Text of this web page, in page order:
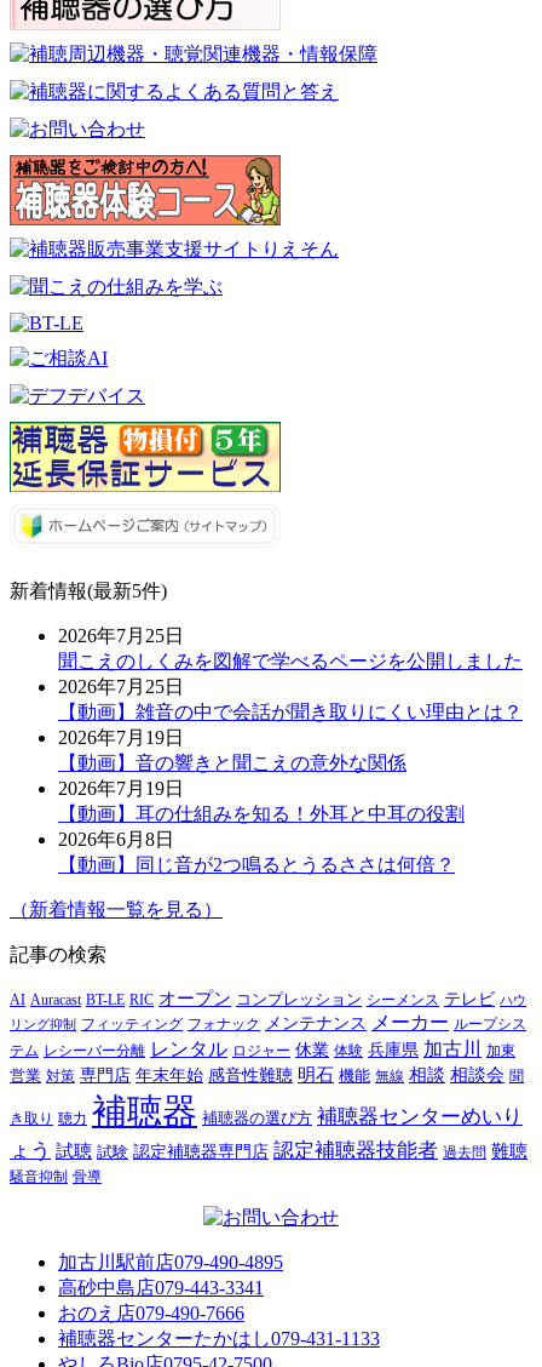
新着情報(最新5件)
2026年7月25日
聞こえのしくみを図解で学べるページを公開しました
2026年7月25日
【動画】雑音の中で会話が聞き取りにくい理由とは？
2026年7月19日
【動画】音の響きと聞こえの意外な関係
2026年7月19日
【動画】耳の仕組みを知る！外耳と中耳の役割
2026年6月8日
【動画】同じ音が2つ鳴るとうるささは何倍？
（新着情報一覧を見る）
記事の検索
AI Auracast BT-LE RIC オープン コンプレッション シーメンス テレビ ハウ
リング抑制
フィッティング フォナック メンテナンス メーカー ループシス
テム レシーバー分離 レンタル ロジャー 休業 体験 兵庫県 加古川 加東
営業 対策 専門店 年末年始 感音性難聴 明石 機能 無線 相談 相談会 聞
き取り 聴力 補聴器 補聴器の選び方 補聴器センターめいり
ょう 試聴 試験 認定補聴器専門店 認定補聴器技能者 過去問 難聴
騒音抑制 骨導
加古川駅前店079-490-4895
高砂中島店079-443-3341
おのえ店079-490-7666
補聴器センターたかはし079-431-1133